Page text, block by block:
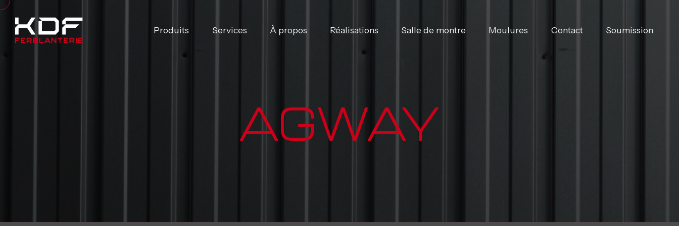
Produits Services À propos Réalisations Salle de montre Moulures Contact Soumission
AGWAY